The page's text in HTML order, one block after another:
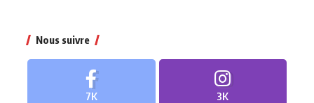
Nous suivre
7K 3K